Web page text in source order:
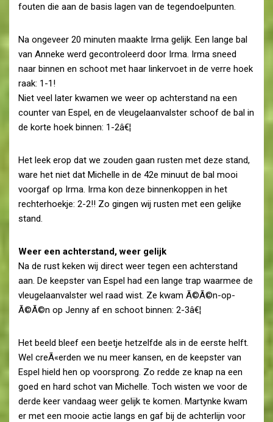
fouten die aan de basis lagen van de tegendoelpunten.
Na ongeveer 20 minuten maakte Irma gelijk. Een lange bal
van Anneke werd gecontroleerd door Irma. Irma sneed
naar binnen en schoot met haar linkervoet in de verre hoek
raak: 1-1!
Niet veel later kwamen we weer op achterstand na een
counter van Espel, en de vleugelaanvalster schoof de bal in
de korte hoek binnen: 1-2â€¦
Het leek erop dat we zouden gaan rusten met deze stand,
ware het niet dat Michelle in de 42e minuut de bal mooi
voorgaf op Irma. Irma kon deze binnenkoppen in het
rechterhoekje: 2-2!! Zo gingen wij rusten met een gelijke
stand.
Weer een achterstand, weer gelijk
Na de rust keken wij direct weer tegen een achterstand
aan. De keepster van Espel had een lange trap waarmee de
vleugelaanvalster wel raad wist. Ze kwam Ã©Ã©n-op-
Ã©Ã©n op Jenny af en schoot binnen: 2-3â€¦
Het beeld bleef een beetje hetzelfde als in de eerste helft.
Wel creÃ«erden we nu meer kansen, en de keepster van
Espel hield hen op voorsprong. Zo redde ze knap na een
goed en hard schot van Michelle. Toch wisten we voor de
derde keer vandaag weer gelijk te komen. Martynke kwam
er met een mooie actie langs en gaf bij de achterlijn voor